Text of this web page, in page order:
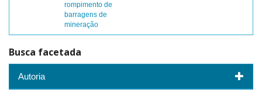
rompimento de
barragens de
mineração
Busca facetada
Autoria